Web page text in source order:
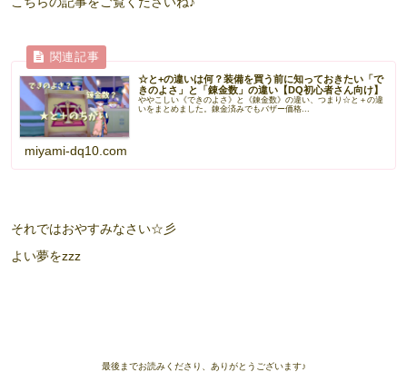
☆と+の違いは何？装備を買う前に知っておきたい「で
きのよさ」と「錬金数」の違い【DQ初心者さん向け】
ややこしい《できのよさ》と《錬金数》の違い、つまり☆と＋の違
いをまとめました。錬金済みでもバザー価格...
miyami-dq10.com
それではおやすみなさい☆彡
よい夢をzzz
最後までお読みくださり、ありがとうございます♪